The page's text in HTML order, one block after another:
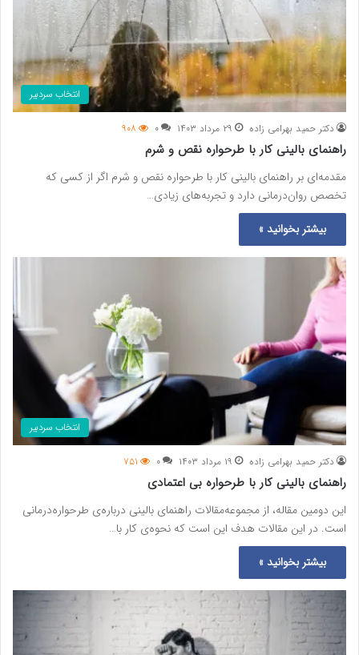
انتخاب سردبیر
دکتر حمید بهرامی زاده ۲۹ مرداد ۱۴۰۳ ۰ ۹۰۸
راهنمای بالینی کار با طرحواره نقص و شرم
مقدمه‌ای بر راهنمای بالینی کار با طرحواره نقص و شرم اگر از کسی که
تخصص روان‌درمانی دارد و تجربه‌های زیادی…
بیشتر بخوانید »
انتخاب سردبیر
دکتر حمید بهرامی زاده ۱۹ مرداد ۱۴۰۳ ۰ ۷۵۱
راهنمای بالینی کار با طرحواره بی اعتمادی
این دومین مقاله، از مجموعه‌‌مقالات راهنمای بالینی درباره‌ی طرحواره‌درمانی
است. در این مقالات هدف این است که نحوه‌ی کار با…
بیشتر بخوانید »